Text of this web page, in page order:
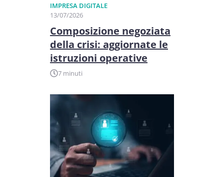
IMPRESA DIGITALE
13/07/2026
Composizione negoziata
della crisi: aggiornate le
istruzioni operative
7 minuti